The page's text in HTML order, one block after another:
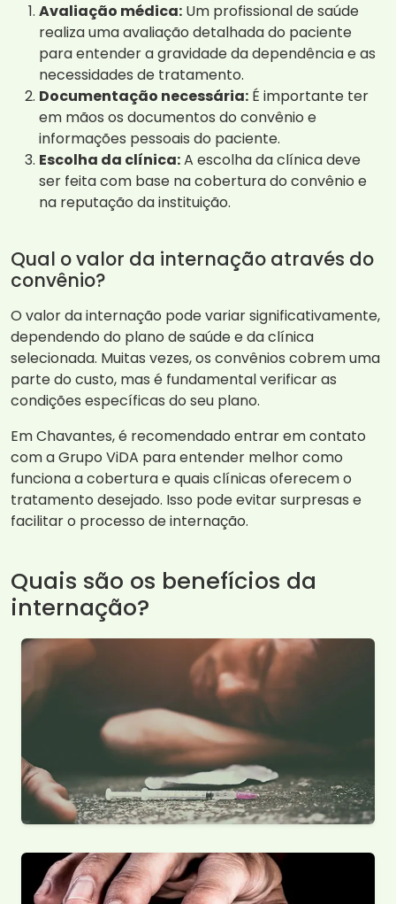
Avaliação médica: Um profissional de saúde
realiza uma avaliação detalhada do paciente
para entender a gravidade da dependência e as
necessidades de tratamento.
Documentação necessária: É importante ter
em mãos os documentos do convênio e
informações pessoais do paciente.
Escolha da clínica:A escolha da clínica deve
ser feita com base na cobertura do convênio e
na reputação da instituição.
Qual o valor da internação através do
convênio?
O valor da internação pode variar significativamente,
dependendo do plano de saúde e da clínica
selecionada. Muitas vezes, os convênios cobrem uma
parte do custo, mas é fundamental verificar as
condições específicas do seu plano.
Em Chavantes, é recomendado entrar em contato
com a Grupo ViDA para entender melhor como
funciona a cobertura e quais clínicas oferecem o
tratamento desejado. Isso pode evitar surpresas e
facilitar o processo de internação.
Quais são os benefícios da
internação?